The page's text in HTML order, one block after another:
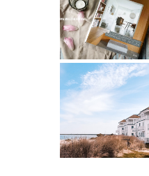
Skandinavische
n Wohnhäuser |
The Nina
Edition
Reisen -
Schleiregion